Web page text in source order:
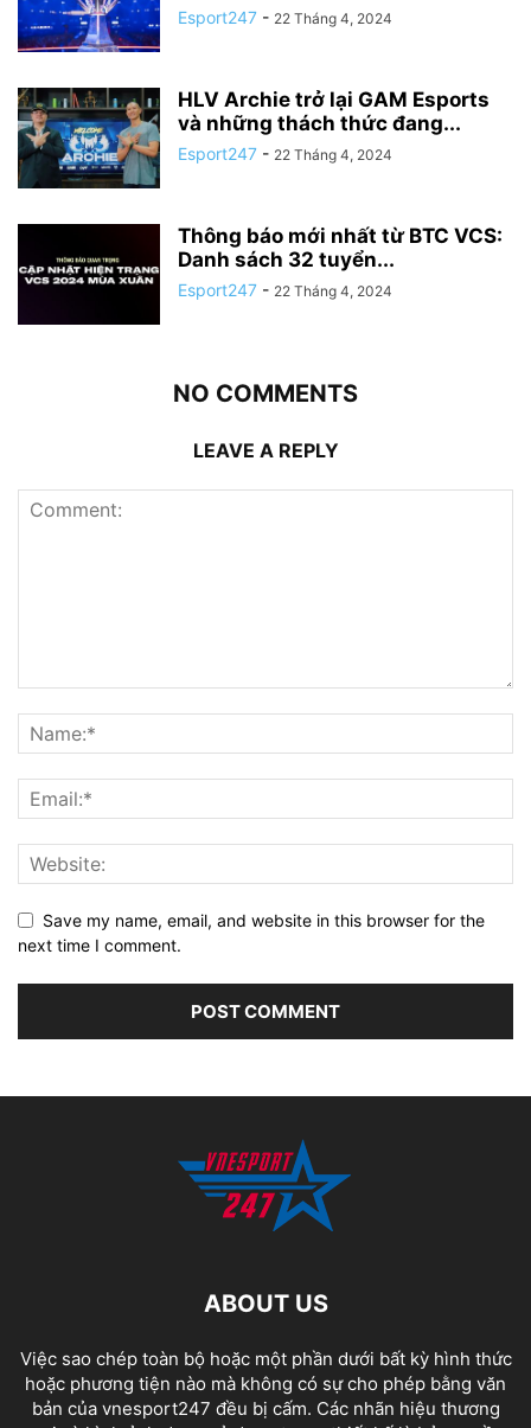
Esport247 - 22 Tháng 4, 2024
HLV Archie trở lại GAM Esports
và những thách thức đang...
Esport247 - 22 Tháng 4, 2024
Thông báo mới nhất từ BTC VCS:
Danh sách 32 tuyển...
Esport247 - 22 Tháng 4, 2024
NO COMMENTS
LEAVE A REPLY
Save my name, email, and website in this browser for the
next time I comment.
ABOUT US
Việc sao chép toàn bộ hoặc một phần dưới bất kỳ hình thức
hoặc phương tiện nào mà không có sự cho phép bằng văn
bản của vnesport247 đều bị cấm. Các nhãn hiệu thương